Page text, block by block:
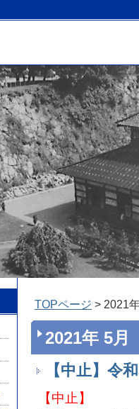
TOPページ > 2021
2021年 5月
【中止】令
【中止】